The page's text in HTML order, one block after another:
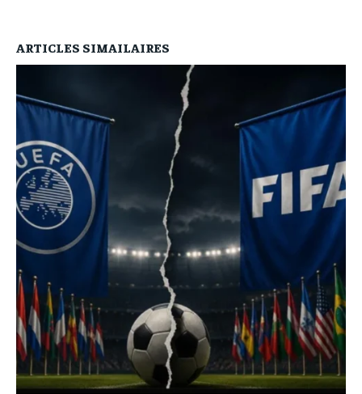
ARTICLES SIMAILAIRES